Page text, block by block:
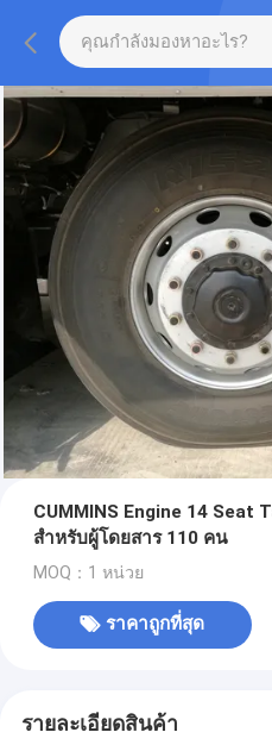
CUMMINS Engine 14 Seat
สำหรับผู้โดยสาร 110 คน
MOQ：1 หน่วย
ราคาถูกที่สุด
รายละเอียดสินค้า